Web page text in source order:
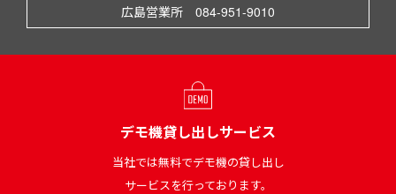
広島営業所 084-951-9010
デモ機貸し出しサービス
当社では無料でデモ機の貸し出し
サービスを行っております。